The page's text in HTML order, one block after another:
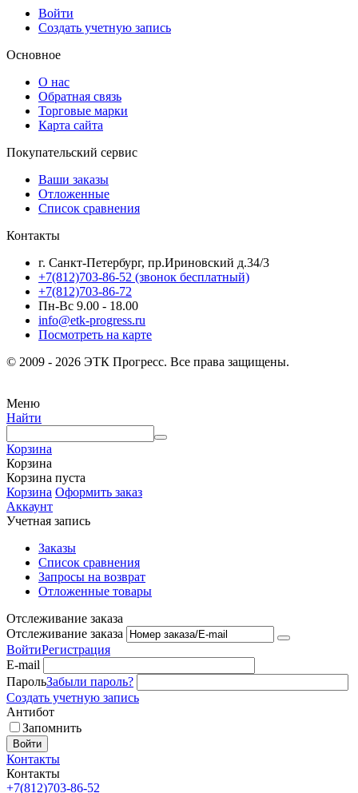
Войти
Создать учетную запись
Основное
О нас
Обратная связь
Торговые марки
Карта сайта
Покупательский сервис
Ваши заказы
Отложенные
Список сравнения
Контакты
г. Санкт-Петербург, пр.Ириновский д.34/3
+7(812)703-86-52 (звонок бесплатный)
+7(812)703-86-72
Пн-Вс 9.00 - 18.00
info@etk-progress.ru
Посмотреть на карте
© 2009 - 2026 ЭТК Прогресс. Все права защищены.
Меню
Найти
Корзина
Корзина
Корзина пуста
Корзина Оформить заказ
Аккаунт
Учетная запись
Заказы
Список сравнения
Запросы на возврат
Отложенные товары
Отслеживание заказа
Отслеживание заказа
ВойтиРегистрация
E-mail
ПарольЗабыли пароль?
Создать учетную запись
Антибот
Запомнить
Войти
Контакты
Контакты
+7(812)703-86-52